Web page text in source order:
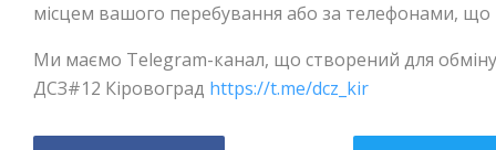
місцем вашого перебування або за телефонами, що
Ми маємо Telegram-канал, що створений для
ДСЗ#12 Кіровоград https://t.me/dcz_kir